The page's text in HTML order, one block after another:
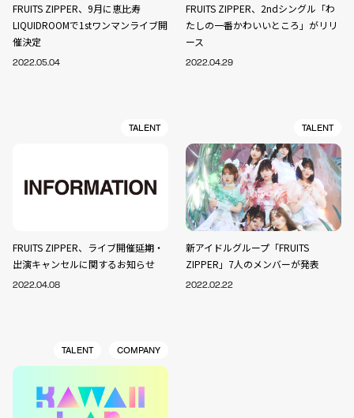
FRUITS ZIPPER、9月に恵比寿
LIQUIDROOMで1stワンマンライブ開
催決定
2022.05.04
FRUITS ZIPPER、2ndシングル「わ
たしの一番かわいいところ」がリリ
ース
2022.04.29
TALENT
FRUITS ZIPPER、ライブ開催延期・
出演キャンセルに関するお知らせ
2022.04.08
TALENT
新アイドルグループ「FRUITS
ZIPPER」7人のメンバーが発表
2022.02.22
TALENT COMPANY